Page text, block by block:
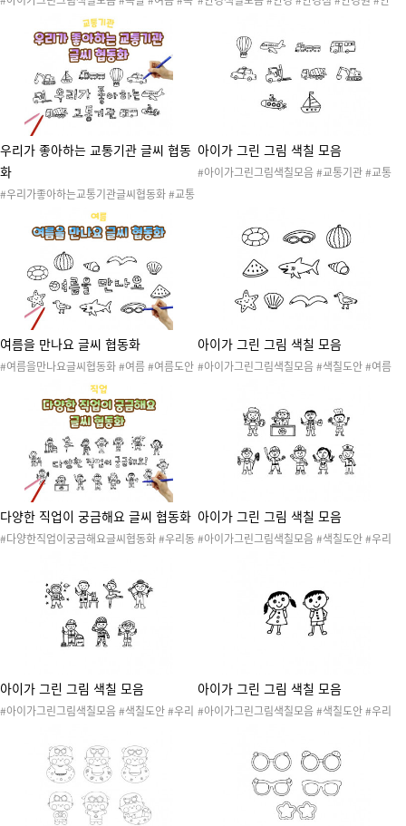
날놀이 #초복 #중복 #말복 #여름놀이 #여름
활동 #여름도안 #복날활동 #복날도안 #복날
행사 #복날이벤트 #색칠도안
#나의몸 #색칠도안
우리가 좋아하는 교통기관 글씨 협동
화
#우리가좋아하는교통기관글씨협동화 #교통
기관 #교통기관놀이 #교통기관도안 #교통기
관활동 #육상교통기관 #해상교통기관 #항공
교통기관 #교통기관환경 #교통기관환경구성
#환경구성 #교통기관만들기 #협동화 #미술
활동 #색칠하기 #협동작품 #콜라주 #글씨협
아이가 그린 그림 색칠 모음
#아이가그린그림색칠모음 #교통기관 #교통
기차 #돛단배 #레미콘 #버스 #비행기 #열기
구 #잠수함 #지게차 #택시 #포클레인 #색칠
여름을 만나요 글씨 협동화
#여름을만나요글씨협동화 #여름 #여름도안
#여름놀이 #여름환경 #여름환경구성 #여름
협동화 #여름만들기 #협동화 #미술활동 #색
칠하기 #협동작품 #콜라주 #글씨협동화
아이가 그린 그림 색칠 모음
#아이가그린그림색칠모음 #색칠도안 #여름
활동 #여름환경구성
다양한 직업이 궁금해요 글씨 협동화
#다양한직업이궁금해요글씨협동화 #우리동
#직업협동화 #협동화 #우리동네협동화 #미
술활동 #색칠하기 #협동작품 #콜라주 #글씨
아이가 그린 그림 색칠 모음
#아이가그린그림색칠모음 #색칠도안 #우리
업놀이 #직업도안 #경찰관 #미용사 #소방관
#야구선수 #어부 #요리사 #의사 #판사 #화
아이가 그린 그림 색칠 모음
#아이가그린그림색칠모음 #색칠도안 #우리
우리동네놀이 #우리동네도안 #직업활동 #직
업놀이 #직업도안 #과학자 #군인 #농부 #발
레리나 #수의사 #우주인 #환경미화원
아이가 그린 그림 색칠 모음
#아이가그린그림색칠모음 #색칠도안 #우리
업놀이 #직업도안